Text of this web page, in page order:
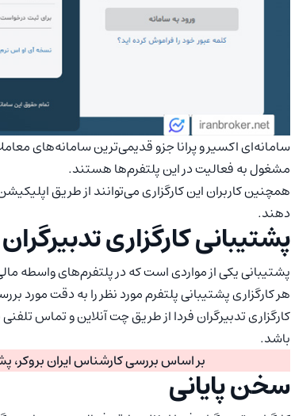
سامانه‌ای اکسیر و پرانا جزو قدیمی‌ترین سامانه‌های
مشغول به فعالیت در این پلتفرم‌ها هستند.
همچنین کاربران این کارگزاری می‌توانند از طریق
دهند.
پشتیبانی کارگزاری
پشتیبانی یکی از مواردی است که در پلتفرم‌های واسطه
هر کارگزاری پشتیبانی پلتفرم مورد نظر را به دقت مورد
کارگزاری تدبیرگران فردا از طریق چت آنلاین و تماس
باشد.
بر اساس بررسی کارشناس ایران بروکر،
سخن پایانی